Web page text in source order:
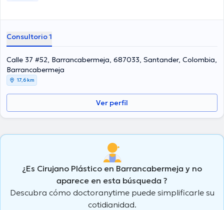
Consultorio 1
Calle 37 #52, Barrancabermeja, 687033, Santander, Colombia,
Barrancabermeja
17,6 km
Ver perfil
¿Es Cirujano Plástico en Barrancabermeja y no
aparece en esta búsqueda ?
Descubra cómo doctoranytime puede simplificarle su
cotidianidad.